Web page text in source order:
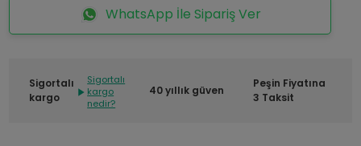
WhatsApp İle Sipariş Ver
Sigortalı
kargo
Sigortalı
kargo
nedir?
40 yıllık güven
Peşin Fiyatına
3 Taksit